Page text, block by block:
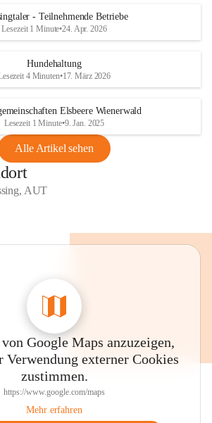
- Teilnehmende Betriebe
Lesezeit 1 Minute•24. Apr. 2026
Hundehaltung
4 Minuten•17. März 2026
Elsbeere Wienerwald
Lesezeit 1 Minute•9. Jan. 2025
Alle Artikel sehen
AUT
Google Maps anzuzeigen,
Verwendung externer Cookies
zustimmen.
https://www.google.com/maps
Mehr erfahren